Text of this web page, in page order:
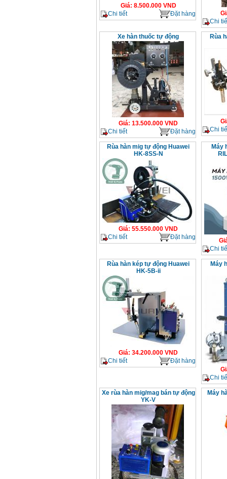
Giá: 8.500.000VND
Chi tiết
Đặt hàng
Chi
Xe hàn thuốc tự động
Giá: 13.500.000 VND
Chi tiết
Đặt hàng
Rùa
Chi
Rùa hàn mig tự động Huawei
HK-8SS-N
Giá: 55.550.000 VND
Chi tiết
Đặt hàng
Máy
Chi
Rùa hàn kép tự động Huawei
HK-5B-ii
Giá: 34.200.000 VND
Chi tiết
Đặt hàng
Máy
Chi
Xe rùa hàn mig/mag bán tự động
YK-V
Máy